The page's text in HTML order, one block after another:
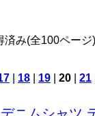
み(全100ページ)
18 19 20 21